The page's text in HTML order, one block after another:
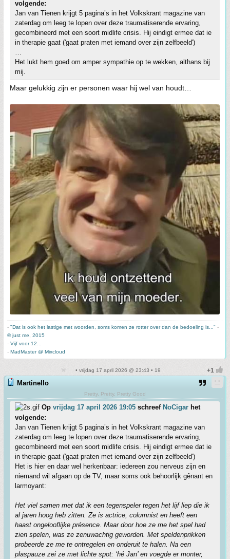
volgende:
Jan van Tienen krijgt 5 pagina’s in het Volkskrant magazine van
zaterdag om leeg te lopen over deze traumatiserende ervaring,
gecombineerd met een soort midlife crisis. Hij eindigt ermee dat ie
in therapie gaat ('gaat praten met iemand over zijn zelfbeeld')
…
Het lukt hem goed om amper sympathie op te wekken, althans bij
mij.
Maar gelukkig zijn er personen waar hij wel van houdt…
- "Dat is ook het lastige met woorden, soms komen ze rotter over dan de bedoeling is..." -
© just me, 2015
- Vijf voor 12...
- MadMaster @ Mixcloud
• vrijdag 17 april 2026 @ 23:43 • 19
Martinello
Pretty, Pretty, Pretty Good
Op vrijdag 17 april 2026 19:05 schreef NoCigar het
volgende:
Jan van Tienen krijgt 5 pagina’s in het Volkskrant magazine van
zaterdag om leeg te lopen over deze traumatiserende ervaring,
gecombineerd met een soort midlife crisis. Hij eindigt ermee dat ie
in therapie gaat ('gaat praten met iemand over zijn zelfbeeld')
Het is hier en daar wel herkenbaar: iedereen zou nerveus zijn en
niemand wil afgaan op de TV, maar soms ook behoorlijk gênant en
larmoyant:
Het viel samen met dat ik een tegenspeler tegen het lijf liep die ik
al jaren hoog heb zitten. Ze is actrice, columnist en heeft een
haast ongelooflijke présence. Maar door hoe ze me het spel had
zien spelen, was ze zenuwachtig geworden. Met speldenprikken
probeerde ze me te ontregelen en onderuit te halen. Na een
plaspauze zei ze met lichte spot: ‘hé Jan’ en voegde er monter,